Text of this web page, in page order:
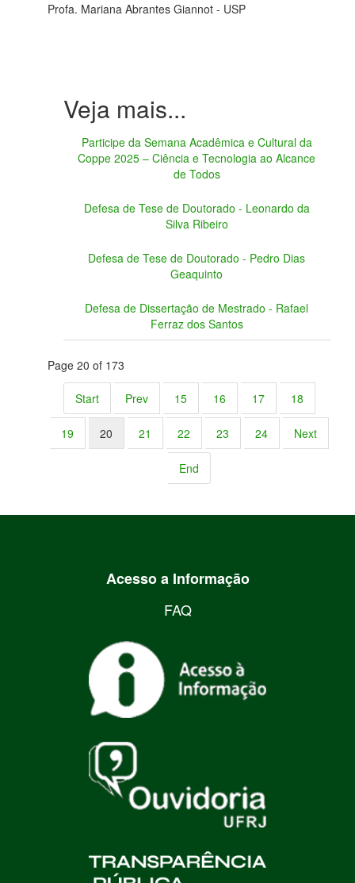
Profa. Mariana Abrantes Giannot - USP
Participe da Semana Acadêmica e Cultural da
Coppe 2025 – Ciência e Tecnologia ao Alcance
de Todos
Defesa de Tese de Doutorado - Leonardo da
Silva Ribeiro
Defesa de Tese de Doutorado - Pedro Dias
Geaquinto
Defesa de Dissertação de Mestrado - Rafael
Ferraz dos Santos
Page 20 of 173
Start Prev 15 16 17 18
19 20 21 22 23 24 Next
End
Acesso a Informação
FAQ